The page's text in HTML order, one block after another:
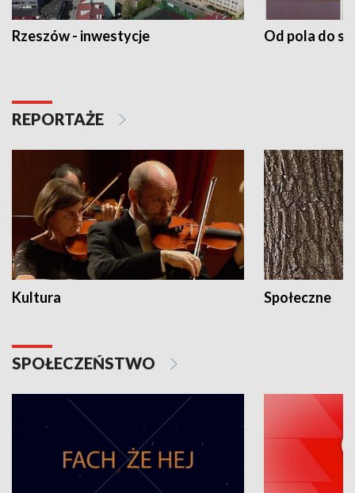
Rzeszów - inwestycje Od pola do
REPORTAŻE
Kultura Społeczne
SPOŁECZEŃSTWO